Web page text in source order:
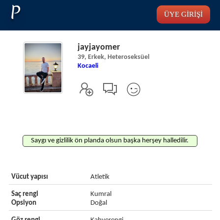
P ÜYE GİRİŞİ
jayjayomer
39, Erkek, Heteroseksüel
Kocaeli
Saygı ve gizlilik ön planda olsun başka herşey halledilir.
Vücut yapısı Atletik
Saç rengi
Opsiyon
Kumral
Doğal